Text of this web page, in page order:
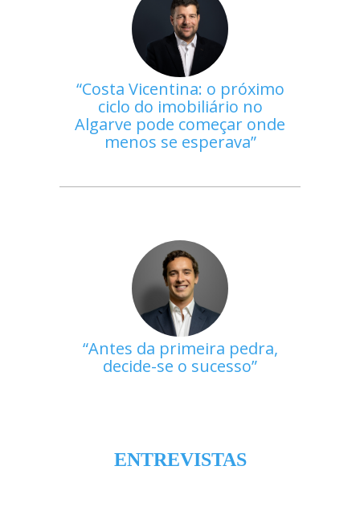
Costa Vicentina: o próximo
ciclo do imobiliário no
Algarve pode começar onde
menos se esperava
Antes da primeira pedra,
decide-se o sucesso
ENTREVISTAS